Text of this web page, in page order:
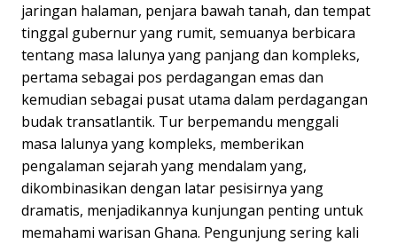
jaringan halaman, penjara bawah tanah, dan tempat
tinggal gubernur yang rumit, semuanya berbicara
tentang masa lalunya yang panjang dan kompleks,
pertama sebagai pos perdagangan emas dan
kemudian sebagai pusat utama dalam perdagangan
budak transatlantik. Tur berpemandu menggali
masa lalunya yang kompleks, memberikan
pengalaman sejarah yang mendalam yang,
dikombinasikan dengan latar pesisirnya yang
dramatis, menjadikannya kunjungan penting untuk
memahami warisan Ghana. Pengunjung sering kali